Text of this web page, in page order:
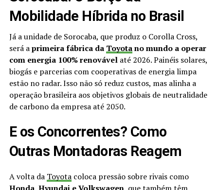
Mobilidade Híbrida no Brasil
Já a unidade de Sorocaba, que produz o Corolla Cross,
será aprimeira fábrica da Toyotano mundo a operar
com energia 100% renovávelaté 2026. Painéis solares,
biogás e parcerias com cooperativas de energia limpa
estão no radar. Isso não só reduz custos, mas alinha a
operação brasileira aos objetivos globais de neutralidade
de carbono da empresa até 2050.
E os Concorrentes? Como
Outras Montadoras Reagem
A volta da Toyotacoloca pressão sobre rivais como